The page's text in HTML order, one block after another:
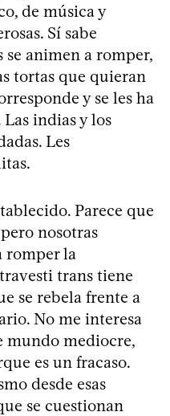
de música y
Sí sabe
se animen a romper,
tortas que quieran
y se les ha
Las indias y los
Les
Parece que
nosotras
romper la
trans tiene
se rebela frente a
No me interesa
mundo mediocre,
es un fracaso.
desde esas
se cuestionan